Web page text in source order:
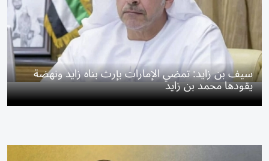
سيف بن زايد: تمضي الإمارات بإرث بناه زايد ونهضة
يقودها محمد بن زايد